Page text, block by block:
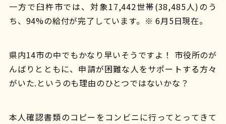
一方で臼杵市では、対象17,442世帯(38,485人)のう
ち、94%の給付が完了しています。※ 6月5日現在。
県内14市の中でもかなり早いそうですよ！ 市役所のが
んばりとともに、申請が困難な人をサポートする方々
がいた.というのも理由のひとつではないかな？
本人確認書類のコピーをコンビニに行ってとってきて